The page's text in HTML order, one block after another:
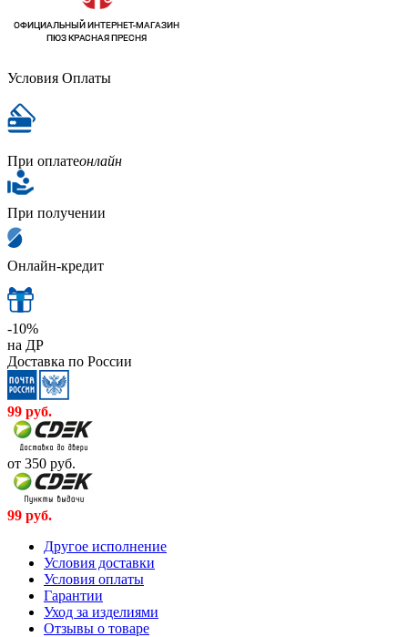
Условия Оплаты
При оплатеонлайн
При получении
Онлайн-кредит
-10%
на ДР
Доставка по России
99 руб.
от 350 руб.
99 руб.
Другое исполнение
Условия доставки
Условия оплаты
Гарантии
Уход за изделиями
Отзывы о товаре